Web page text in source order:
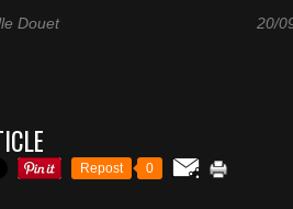
Douet 20/
Repost 0